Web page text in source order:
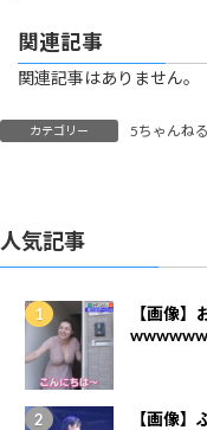
関連記事
関連記事はありません。
カテゴリー 5ちゃんねる
人気記事
【画像
【画像